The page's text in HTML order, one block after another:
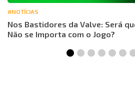
#NOTÍCIAS
Nos Bastidores da Valve: Será
Não se Importa com o Jogo?